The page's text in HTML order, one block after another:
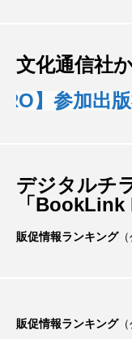
文化通信社
参加出版社
デジタルチ
「BookLink
販促情報ランキング（
販促情報ランキング（